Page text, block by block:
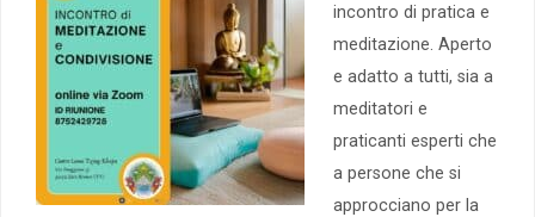
incontro di pratica e
meditazione. Aperto
e adatto a tutti, sia a
meditatori e
praticanti esperti che
a persone che si
approcciano per la